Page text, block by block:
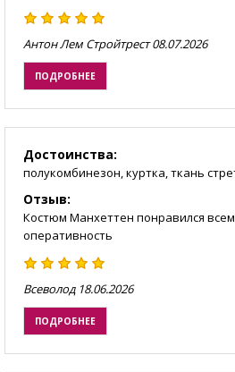
Антон Лем Стройтрест 08.07.2026
ПОДРОБНЕЕ
Достоинства:
полукомбинезон, куртка, ткань
Отзыв:
Костюм Манхеттен понравился
оперативность
Всеволод 18.06.2026
ПОДРОБНЕЕ